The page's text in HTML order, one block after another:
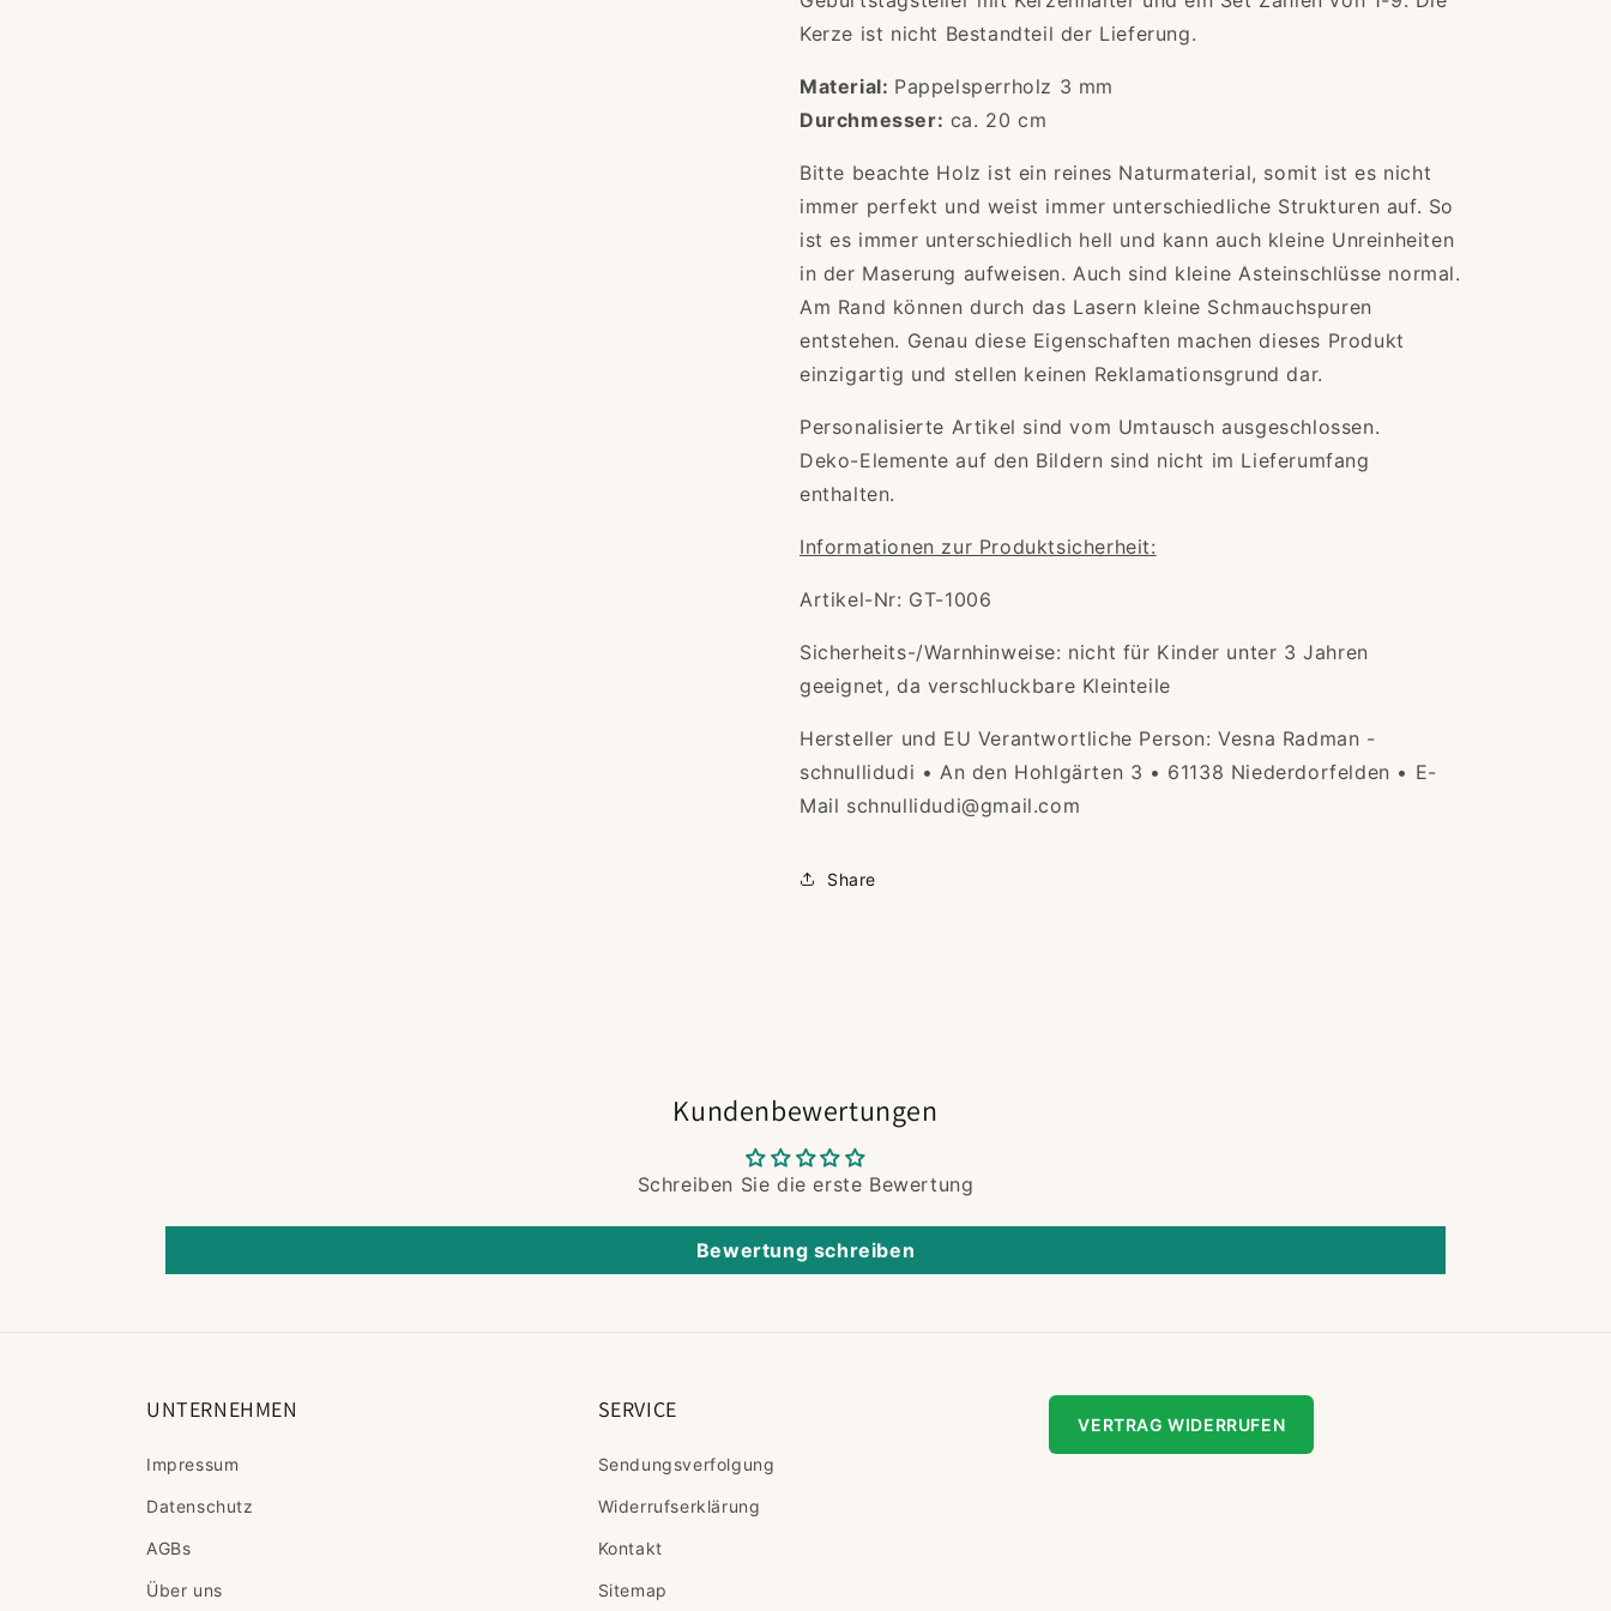
Kerze ist nicht Bestandteil der Lieferung.
Material: Pappelsperrholz 3 mm
Durchmesser: ca. 20 cm
Bitte beachte Holz ist ein reines Naturmaterial, somit ist es nicht
immer perfekt und weist immer unterschiedliche Strukturen auf. So
ist es immer unterschiedlich hell und kann auch kleine Unreinheiten
in der Maserung aufweisen. Auch sind kleine Asteinschlüsse normal.
Am Rand können durch das Lasern kleine Schmauchspuren
entstehen. Genau diese Eigenschaften machen dieses Produkt
einzigartig und stellen keinen Reklamationsgrund dar.
Personalisierte Artikel sind vom Umtausch ausgeschlossen.
Deko-Elemente auf den Bildern sind nicht im Lieferumfang
enthalten.
Informationen zur Produktsicherheit:
Artikel-Nr: GT-1006
Sicherheits-/Warnhinweise: nicht für Kinder unter 3 Jahren
geeignet, da verschluckbare Kleinteile
Hersteller und EU Verantwortliche Person: Vesna Radman -
schnullidudi • An den Hohlgärten 3 • 61138 Niederdorfelden • E-
Mail schnullidudi@gmail.com
Share
Kundenbewertungen
Schreiben Sie die erste Bewertung
Bewertung schreiben
UNTERNEHMEN
Impressum
Datenschutz
AGBs
Über uns
SERVICE
Sendungsverfolgung
Widerrufserklärung
Kontakt
Sitemap
VERTRAG WIDERRUFEN